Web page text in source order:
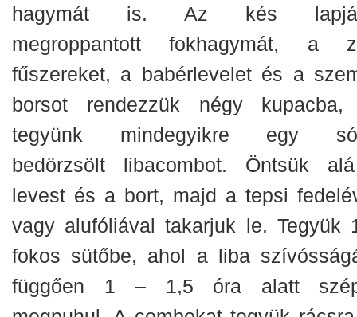
hagymát is. Az kés
megroppantott fokhagymát, a
fűszereket, a babérlevelet és a
borsot rendezzük négy
tegyünk mindegyikre egy
bedörzsölt libacombot. Öntsük
levest és a bort, majd a tepsi
vagy alufóliával takarjuk le. Tegyük
fokos sütőbe, ahol a liba
függően 1 – 1,5 óra alatt